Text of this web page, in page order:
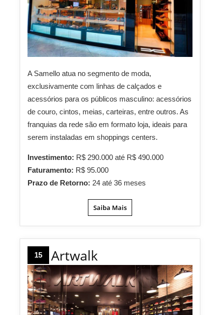
A Samello atua no segmento de moda,
exclusivamente com linhas de calçados e
acessórios para os públicos masculino: acessórios
de couro, cintos, meias, carteiras, entre outros. As
franquias da rede são em formato loja, ideais para
serem instaladas em shoppings centers.
Investimento: R$ 290.000 até R$ 490.000
Faturamento: R$ 95.000
Prazo de Retorno: 24 até 36 meses
Saiba Mais
15 Artwalk